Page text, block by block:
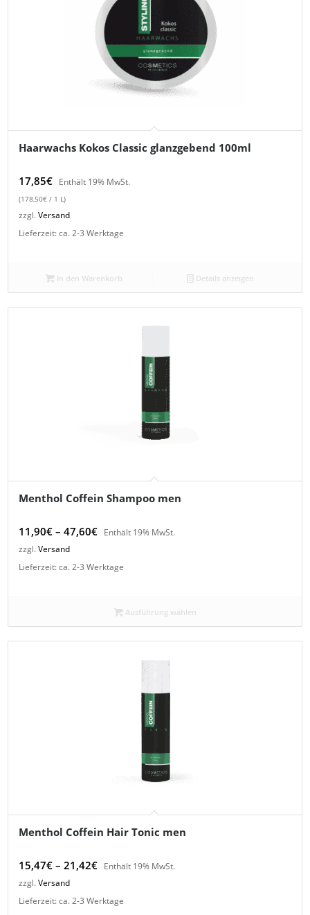
Haarwachs Kokos Classic glanzgebend 100ml
17,85€ Enthält 19% MwSt.
(178,50€ / 1 L)
zzgl.Versand
Lieferzeit: ca. 2-3 Werktage
In den Warenkorb Details anzeigen
Menthol Coffein Shampoo men
11,90€ –47,60€Preisspanne:
bis
Enthält 19% MwSt.
zzgl.Versand
Lieferzeit: ca. 2-3 Werktage
Ausführung wählen
Menthol Coffein Hair Tonic men
15,47€ –21,42€Preisspanne:
bis
Enthält 19% MwSt.
zzgl.Versand
Lieferzeit: ca. 2-3 Werktage